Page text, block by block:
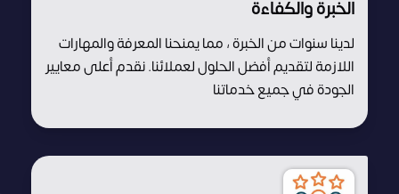
الخبرة والكفاءة
لدينا سنوات من الخبرة ، مما يمنحنا المعرفة والمهارات
اللازمة لتقديم أفضل الحلول لعملائنا. نقدم أعلى معايير
الجودة في جميع خدماتنا